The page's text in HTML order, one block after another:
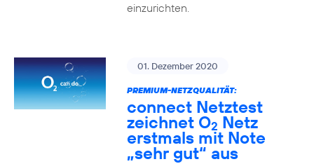
einzurichten.
01. Dezember 2020
PREMIUM-NETZQUALITÄT:
connect Netztest
zeichnet O2 Netz
erstmals mit Note
„sehr gut“ aus